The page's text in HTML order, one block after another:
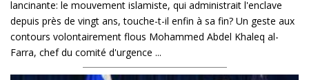
lancinante: le mouvement islamiste, qui administrait l'enclave
depuis près de vingt ans, touche-t-il enfin à sa fin? Un geste aux
contours volontairement flous Mohammed Abdel Khaleq al-
Farra, chef du comité d'urgence ...